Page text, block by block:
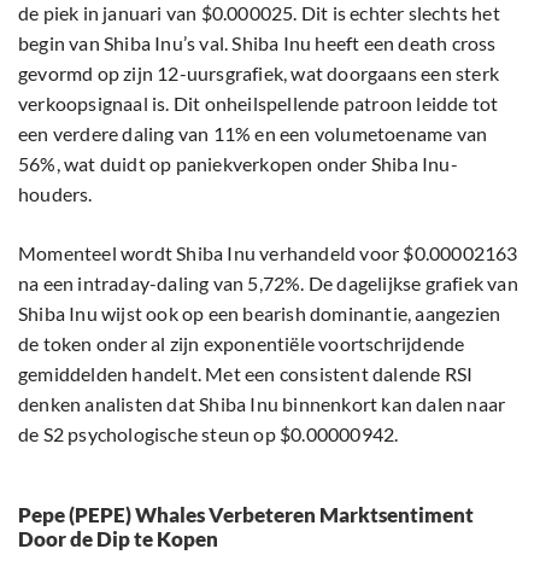
de piek in januari van $0.000025. Dit is echter slechts het
begin van Shiba Inu’s val. Shiba Inu heeft een death cross
gevormd op zijn 12-uursgrafiek, wat doorgaans een sterk
verkoopsignaal is. Dit onheilspellende patroon leidde tot
een verdere daling van 11% en een volumetoename van
56%, wat duidt op paniekverkopen onder Shiba Inu-
houders.
Momenteel wordt Shiba Inu verhandeld voor $0.00002163
na een intraday-daling van 5,72%. De dagelijkse grafiek van
Shiba Inu wijst ook op een bearish dominantie, aangezien
de token onder al zijn exponentiële voortschrijdende
gemiddelden handelt. Met een consistent dalende RSI
denken analisten dat Shiba Inu binnenkort kan dalen naar
de S2 psychologische steun op $0.00000942.
Pepe (PEPE) Whales Verbeteren Marktsentiment
Door de Dip te Kopen